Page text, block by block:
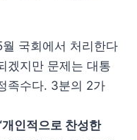
국회에서 처리한다
겠지만 문제는 대통
족수다. 3분의 2가
인적으로 찬성한